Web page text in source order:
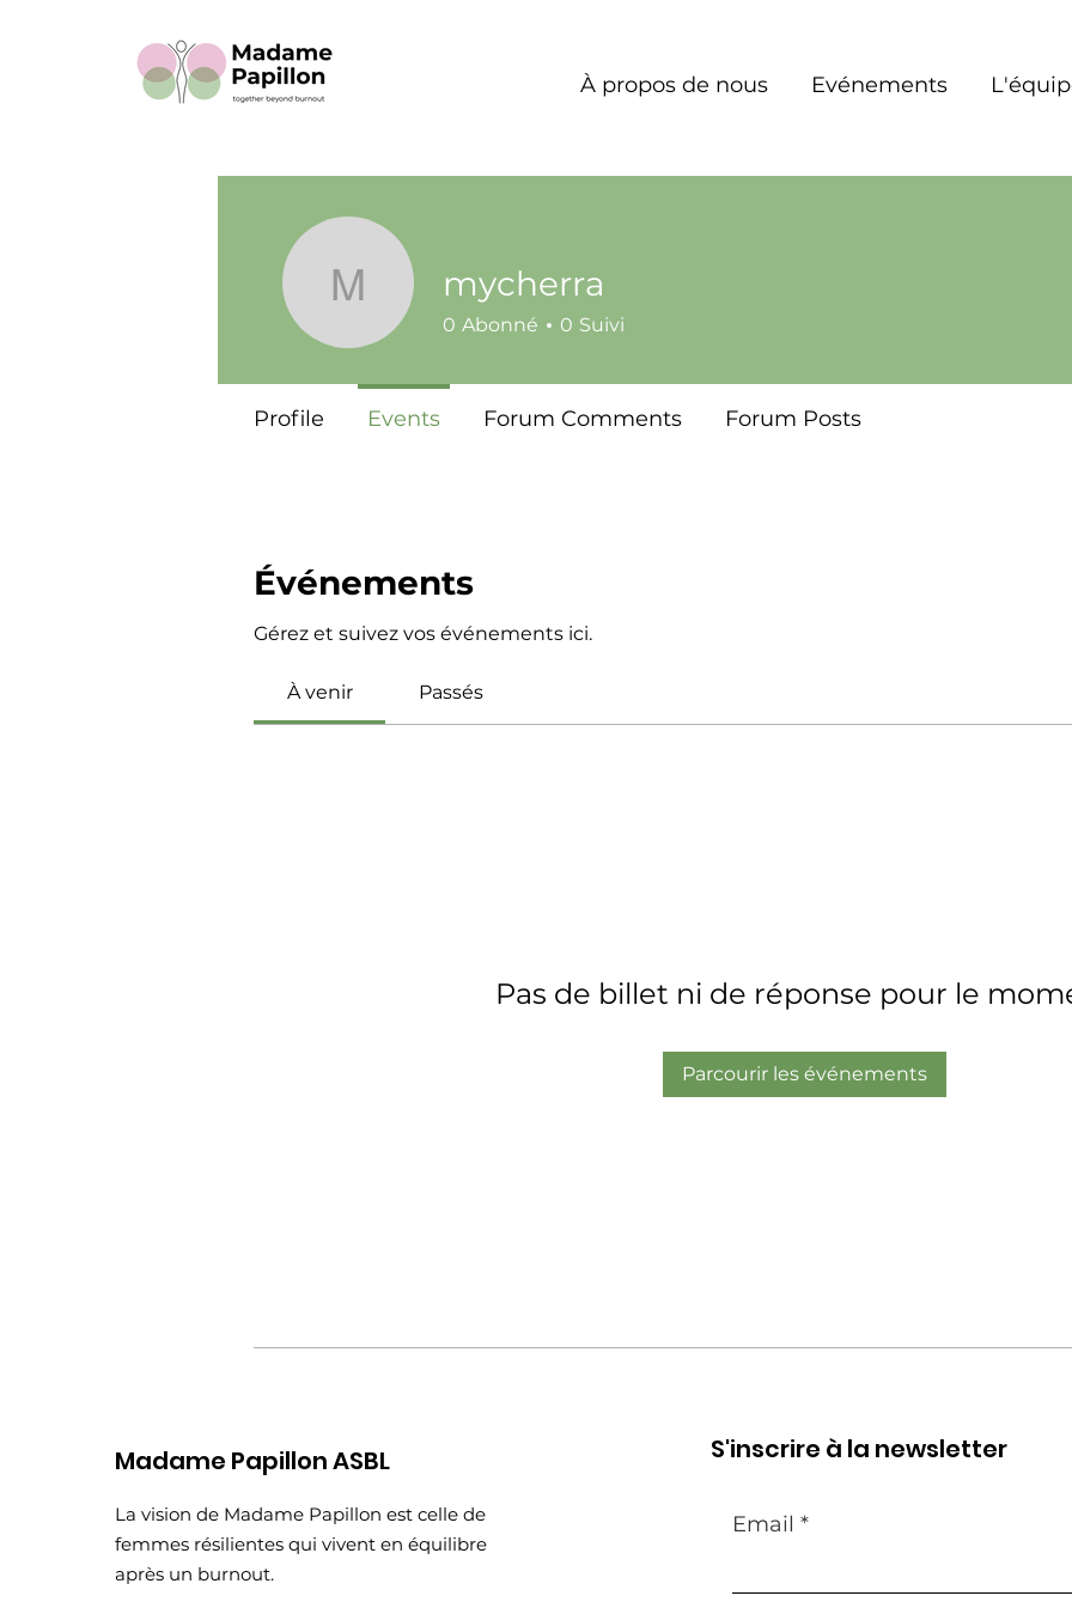
À propos de nous Evénements
Événements
Gérez et suivez vos événements ici.
À venir Passés
Pas de billet ni de réponse pour le
Parcourir les événements
mycherramycherra
0 Abonné 0 Suivi
Profile Events Forum Comments Forum Posts
Madame Papillon ASBL
La vision de Madame Papillon est celle de
femmes résilientes qui vivent en équilibre
après un burnout.
S'inscrire à la newsletter
Email